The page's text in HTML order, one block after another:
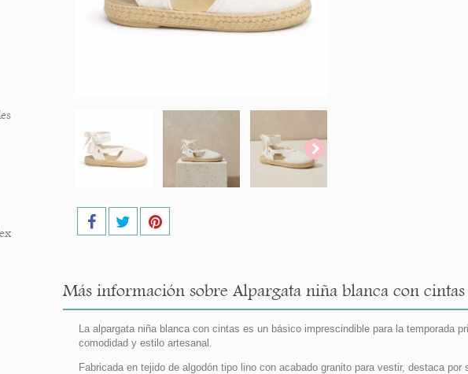
Más información sobre Alpargata niña blanca con
La alpargata niña blanca con cintas es un básico imprescindible para la temporada
comodidad y estilo artesanal.
Fabricada en tejido de algodón tipo lino con acabado granito para vestir, destaca